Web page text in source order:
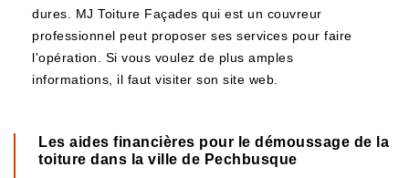
dures. MJ Toiture Façades qui est un couvreur
professionnel peut proposer ses services pour faire
l'opération. Si vous voulez de plus amples
informations, il faut visiter son site web.
Les aides financières pour le démoussage de la
toiture dans la ville de Pechbusque